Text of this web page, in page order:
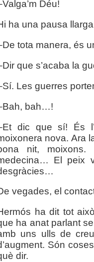
Déu!
ha una pausa
tota manera, és
que s’acaba la
Les guerres
bah…!
dic que sí! És
nova. Ara
nit,
El peix
vegades, el
ha dit tot
ha anat parlant
uns ulls de
Són
dir.